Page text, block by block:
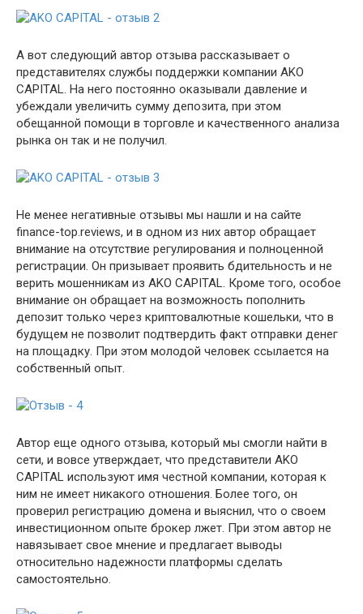
А вот следующий автор отзыва рассказывает о
представителях службы поддержки компании AKO
CAPITAL. На него постоянно оказывали давление и
убеждали увеличить сумму депозита, при этом
обещанной помощи в торговле и качественного анализа
рынка он так и не получил.
Не менее негативные отзывы мы нашли и на сайте
finance-top.reviews, и в одном из них автор обращает
внимание на отсутствие регулирования и полноценной
регистрации. Он призывает проявить бдительность и не
верить мошенникам из AKO CAPITAL. Кроме того, особое
внимание он обращает на возможность пополнить
депозит только через криптовалютные кошельки, что в
будущем не позволит подтвердить факт отправки денег
на площадку. При этом молодой человек ссылается на
собственный опыт.
Автор еще одного отзыва, который мы смогли найти в
сети, и вовсе утверждает, что представители AKO
CAPITAL используют имя честной компании, которая к
ним не имеет никакого отношения. Более того, он
проверил регистрацию домена и выяснил, что о своем
инвестиционном опыте брокер лжет. При этом автор не
навязывает свое мнение и предлагает выводы
относительно надежности платформы сделать
самостоятельно.